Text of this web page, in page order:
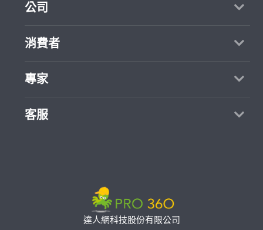
達人網科技股份有限公司
公司
關於我們
部落格
加入我們
消費者
買服務
熱門服務
專家
找案件
客服
信任與保障